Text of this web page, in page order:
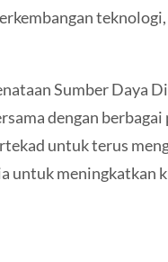
Sumber Daya
dengan
untuk terus
untuk meningkatkan